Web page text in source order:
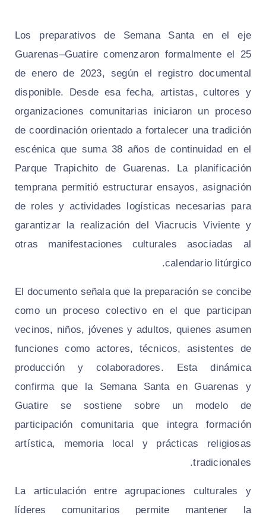
Los preparativos de Semana Santa en el eje
Guarenas–Guatire comenzaron formalmente el 25
de enero de 2023, según el registro documental
disponible. Desde esa fecha, artistas, cultores y
organizaciones comunitarias iniciaron un proceso
de coordinación orientado a fortalecer una tradición
escénica que suma 38 años de continuidad en el
Parque Trapichito de Guarenas. La planificación
temprana permitió estructurar ensayos, asignación
de roles y actividades logísticas necesarias para
garantizar la realización del Viacrucis Viviente y
otras manifestaciones culturales asociadas al
calendario litúrgico.
El documento señala que la preparación se concibe
como un proceso colectivo en el que participan
vecinos, niños, jóvenes y adultos, quienes asumen
funciones como actores, técnicos, asistentes de
producción y colaboradores. Esta dinámica
confirma que la Semana Santa en Guarenas y
Guatire se sostiene sobre un modelo de
participación comunitaria que integra formación
artística, memoria local y prácticas religiosas
tradicionales.
La articulación entre agrupaciones culturales y
líderes comunitarios permite mantener la